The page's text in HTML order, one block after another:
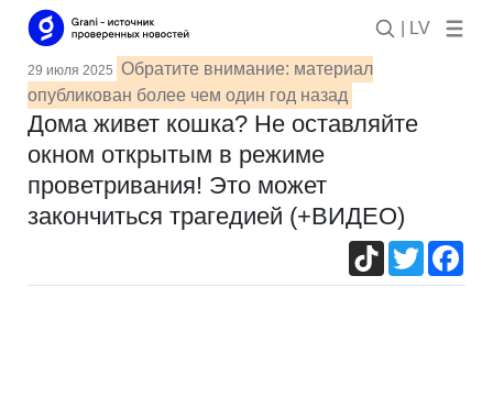
| LV
29 июля 2025 Обратите внимание: материал
опубликован более чем один год назад
Дома живет кошка? Не оставляйте
окном открытым в режиме
проветривания! Это может
закончиться трагедией (+ВИДЕО)
TikTokTwitter